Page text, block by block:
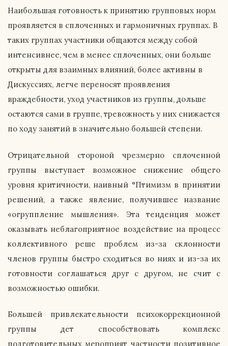
Наибольшая готовность к принятию групповых норм
проявляется в сплоченных и гармоничных группах. В
таких группах участники общаются между собой
интенсивнее, чем в менее сплоченных, они больше
открыты для взаимных влияний, более активны в
Дискуссиях, легче переносят проявления
враждебности, уход участников из группы, дольше
остаются сами в группе, тревожность у них снижается
по ходу занятий в значительно большей степени.
Отрицательной стороной чрезмерно сплоченной
группы выступает возможное снижение общего
уровня критичности, наивный °Птимизм в принятии
решений, а также явление, получившее название
«огруппление мышления». Эта тенденция может
оказывать неблагоприятное воздействие на процесс
коллективного реше проблем из-за склонности
членов группы быстро сходиться во ниях и из-за их
готовности соглашаться друг с другом, не счит с
возможностью ошибки.
Большей привлекательности психокоррекционной
группы дет способствовать комплекс
подготовительных мероприят частности позитивное